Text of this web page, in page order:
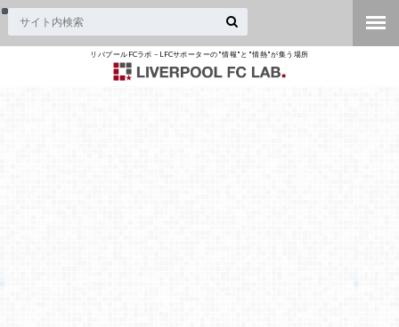
リバプールFCラボ – LFCサポーターの"情報"と"情熱"が集う場所